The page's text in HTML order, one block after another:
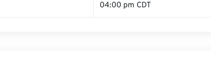
04:00 pm CDT